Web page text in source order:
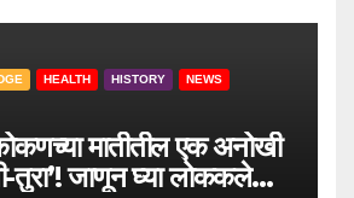
HEALTH HISTORY NEWS
मातीतील एक अनोखी
जाणून घ्या लोककलेचा